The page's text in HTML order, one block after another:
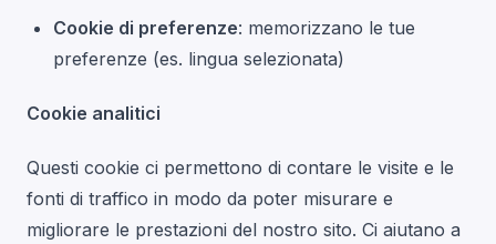
Cookie di preferenze: memorizzano le tue
preferenze (es. lingua selezionata)
Cookie analitici
Questi cookie ci permettono di contare le visite e le
fonti di traffico in modo da poter misurare e
migliorare le prestazioni del nostro sito. Ci aiutano a